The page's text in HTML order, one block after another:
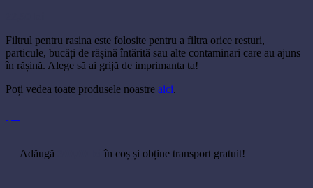
Filtrul pentru rasina este folosite pentru a filtra orice resturi,
particule, bucăți de rășină întărită sau alte contaminari care au ajuns
în rășină. Alege să ai grijă de imprimanta ta!
Poți vedea toate produsele noastre aici.
Adăugă în coș și obține transport gratuit!